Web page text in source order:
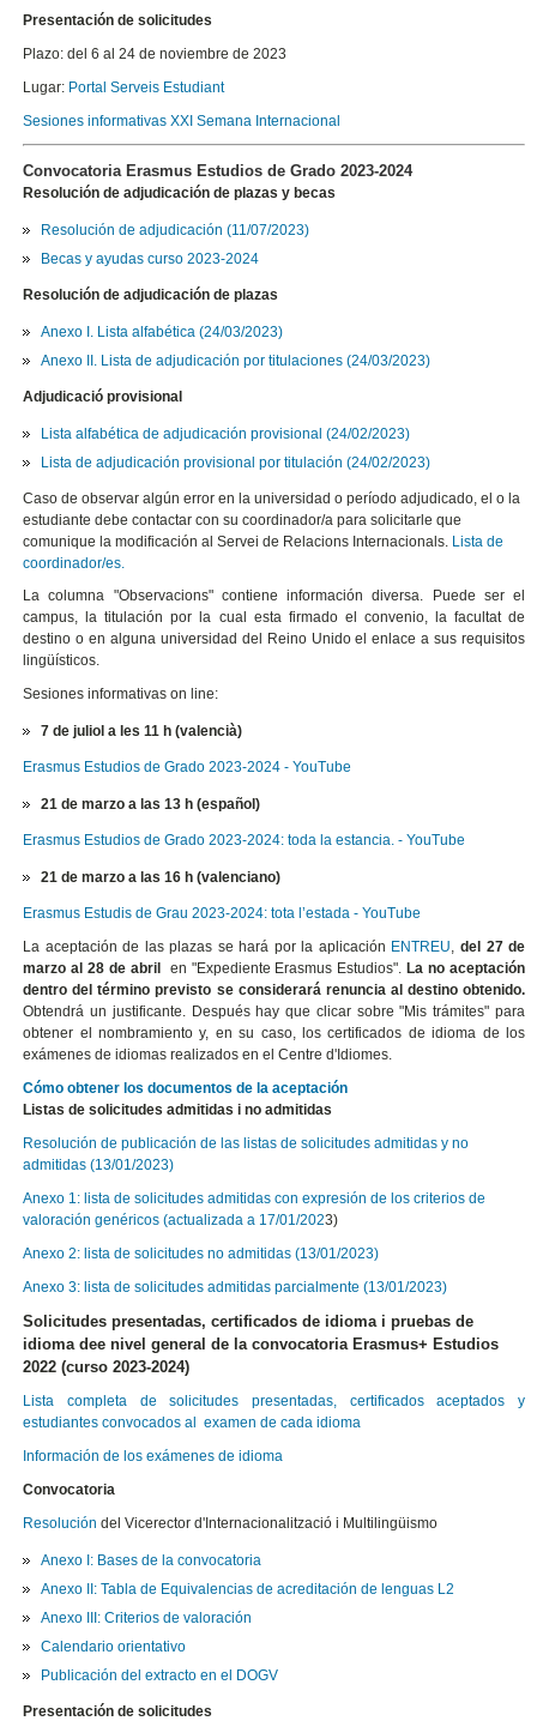
Presentación de solicitudes
Plazo: del 6 al 24 de noviembre de 2023
Lugar: Portal Serveis Estudiant
Sesiones informativas XXI Semana Internacional
Convocatoria Erasmus Estudios de Grado 2023-2024
Resolución de adjudicación de plazas y becas
Resolución de adjudicación (11/07/2023)
Becas y ayudas curso 2023-2024
Resolución de adjudicación de plazas
Anexo I. Lista alfabética (24/03/2023)
Anexo II. Lista de adjudicación por titulaciones (24/03/2023)
Adjudicació provisional
Lista alfabética de adjudicación provisional (24/02/2023)
Lista de adjudicación provisional por titulación (24/02/2023)
Caso de observar algún error en la universidad o período adjudicado, el o la
estudiante debe contactar con su coordinador/a para solicitarle que
comunique la modificación al Servei de Relacions Internacionals. Lista de
coordinador/es.
La columna "Observacions" contiene información diversa. Puede ser el
campus, la titulación por la cual esta firmado el convenio, la facultat de
destino o en alguna universidad del Reino Unido el enlace a sus requisitos
lingüísticos.
Sesiones informativas on line:
7 de juliol a les 11 h (valencià)
Erasmus Estudios de Grado 2023-2024 - YouTube
21 de marzo a las 13 h (español)
Erasmus Estudios de Grado 2023-2024: toda la estancia. - YouTube
21 de marzo a las 16 h (valenciano)
Erasmus Estudis de Grau 2023-2024: tota l’estada - YouTube
La aceptación de las plazas se hará por la aplicación ENTREU, del 27 de
marzo al 28 de abril
en "Expediente Erasmus Estudios". La no aceptación
dentro del término previsto se considerará renuncia al destino obtenido.
Obtendrá un justificante. Después hay que clicar sobre "Mis trámites" para
obtener el nombramiento y, en su caso, los certificados de idioma de los
exámenes de idiomas realizados en el Centre d'Idiomes.
Cómo obtener los documentos de la aceptación
Listas de solicitudes admitidas i no admitidas
Resolución de publicación de las listas de solicitudes admitidas y no
admitidas (13/01/2023)
Anexo 1: lista de solicitudes admitidas con expresión de los criterios de
valoración genéricos (actualizada a 17/01/2023)
Anexo 2: lista de solicitudes no admitidas (13/01/2023)
Anexo 3: lista de solicitudes admitidas parcialmente (13/01/2023)
Solicitudes presentadas, certificados de idioma i pruebas de
idioma dee nivel general de la convocatoria Erasmus+ Estudios
2022 (curso 2023-2024)
Lista completa de solicitudes presentadas, certificados aceptados y
estudiantes convocados al examen de cada idioma
Información de los exámenes de idioma
Convocatoria
Resolución del Vicerector d'Internacionalització i Multilingüismo
Anexo I: Bases de la convocatoria
Anexo II: Tabla de Equivalencias de acreditación de lenguas L2
Anexo III: Criterios de valoración
Calendario orientativo
Publicación del extracto en el DOGV
Presentación de solicitudes